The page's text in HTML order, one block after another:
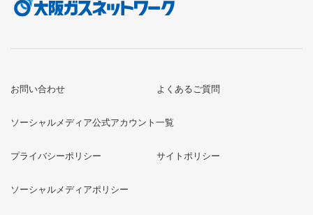
お問い合わせ よくあるご質問
ソーシャルメディア公式アカウント一覧
プライバシーポリシー サイトポリシー
ソーシャルメディアポリシー